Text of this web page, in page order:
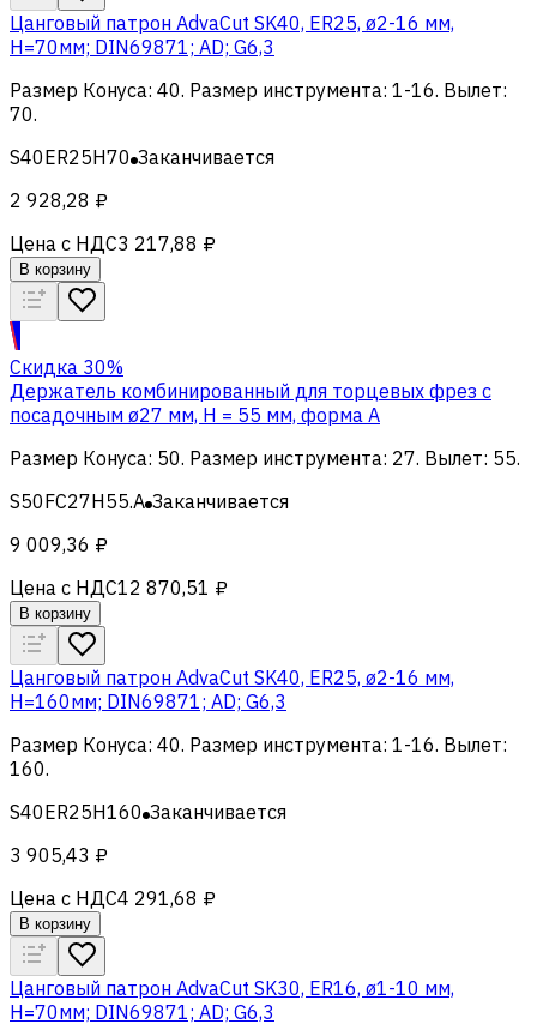
Цанговый патрон AdvaCut SK40, ER25, ø2-16 мм,
H=70мм; DIN69871; AD; G6,3
Размер Конуса: 40. Размер инструмента: 1-16. Вылет:
70.
S40ER25H70 Заканчивается
2 928,28 ₽
Цена с НДС3 217,88 ₽
В корзину
Скидка 30%
Держатель комбинированный для торцевых фрез с
посадочным ø27 мм, H = 55 мм, форма A
Размер Конуса: 50. Размер инструмента: 27. Вылет: 55.
S50FC27H55.A Заканчивается
9 009,36 ₽
Цена с НДС12 870,51 ₽
В корзину
Цанговый патрон AdvaCut SK40, ER25, ø2-16 мм,
H=160мм; DIN69871; AD; G6,3
Размер Конуса: 40. Размер инструмента: 1-16. Вылет:
160.
S40ER25H160 Заканчивается
3 905,43 ₽
Цена с НДС4 291,68 ₽
В корзину
Цанговый патрон AdvaCut SK30, ER16, ø1-10 мм,
H=70мм; DIN69871; AD; G6,3